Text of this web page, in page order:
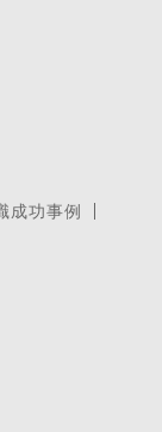
成功事例